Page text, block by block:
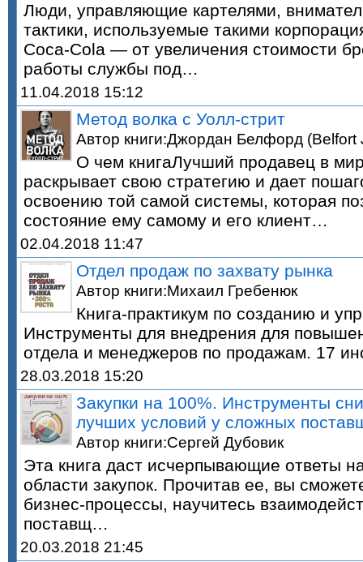
Люди, управляющие картелями,
тактики, используемые такими
Coca-Cola — от увеличения стоимости
работы службы под…
11.04.2018 15:12
Метод волка с Уолл-стрит
Автор книги:Джордан Белфорд (Belfort
О чем книгаЛучший продавец в
раскрывает свою стратегию и дает
освоению той самой системы, которая
состояние ему самому и его клиент…
02.04.2018 11:47
Отдел продаж по захвату рынка
Автор книги:Михаил Гребенюк
Книга-практикум по созданию и
Инструменты для внедрения для
отдела и менеджеров по продажам. 17
28.03.2018 15:20
Закупки на 100%. Инструменты
лучших условий у сложных
Автор книги:Сергей Дубовик
Эта книга даст исчерпывающие ответы
области закупок. Прочитав ее, вы
бизнес-процессы, научитесь
поставщ…
20.03.2018 21:45